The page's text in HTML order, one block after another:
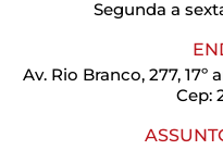
Segunda a
Av. Rio Branco, 277,
Cep: